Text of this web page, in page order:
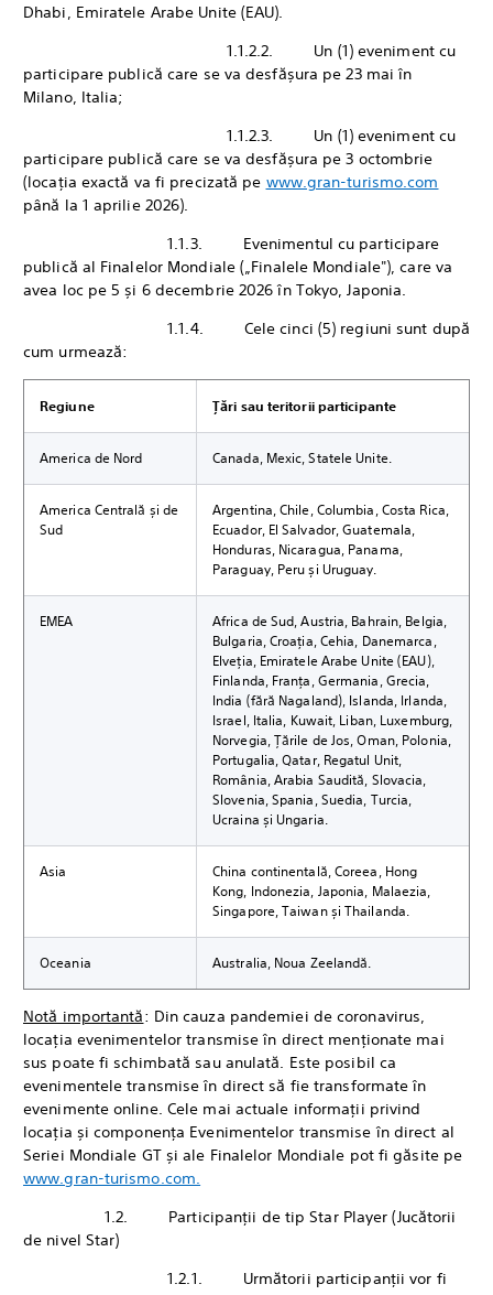
Dhabi, Emiratele Arabe Unite (EAU).
1.1.2.2. Un (1) eveniment cu
participare publică care se va desfășura pe 23 mai în
Milano, Italia;
1.1.2.3. Un (1) eveniment cu
participare publică care se va desfășura pe 3 octombrie
(locația exactă va fi precizată pe www.gran-turismo.com
până la 1 aprilie 2026).
1.1.3. Evenimentul cu participare
publică al Finalelor Mondiale („Finalele Mondiale"), care va
avea loc pe 5 și 6 decembrie 2026 în Tokyo, Japonia.
1.1.4. Cele cinci (5) regiuni sunt după
cum urmează:
Regiune Țări sau teritorii participante
America de Nord Canada, Mexic, Statele Unite.
America Centrală și de
Sud
Argentina, Chile, Columbia, Costa Rica,
Ecuador, El Salvador, Guatemala,
Honduras, Nicaragua, Panama,
Paraguay, Peru și Uruguay.
EMEA
Africa de Sud, Austria, Bahrain, Belgia,
Bulgaria, Croația, Cehia, Danemarca,
Elveția, Emiratele Arabe Unite (EAU),
Finlanda, Franța, Germania, Grecia,
India (fără Nagaland), Islanda, Irlanda,
Israel, Italia, Kuwait, Liban, Luxemburg,
Norvegia, Țările de Jos, Oman, Polonia,
Portugalia, Qatar, Regatul Unit,
România, Arabia Saudită, Slovacia,
Slovenia, Spania, Suedia, Turcia,
Ucraina și Ungaria.
Asia
China continentală, Coreea, Hong
Kong, Indonezia, Japonia, Malaezia,
Singapore, Taiwan și Thailanda.
Oceania Australia, Noua Zeelandă.
Notă importantă: Din cauza pandemiei de coronavirus,
locația evenimentelor transmise în direct menționate mai
sus poate fi schimbată sau anulată. Este posibil ca
evenimentele transmise în direct să fie transformate în
evenimente online. Cele mai actuale informații privind
locația și componența Evenimentelor transmise în direct al
Seriei Mondiale GT și ale Finalelor Mondiale pot fi găsite pe
www.gran-turismo.com.
1.2. Participanții de tip Star Player (Jucătorii
de nivel Star)
1.2.1. Următorii participanții vor fi